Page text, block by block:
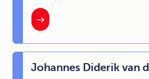
Johannes Diderik van